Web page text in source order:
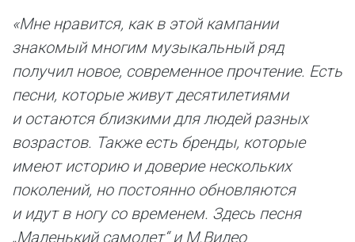
«Мне нравится, как в этой кампании
знакомый многим музыкальный ряд
получил новое, современное прочтение. Есть
песни, которые живут десятилетиями
и остаются близкими для людей разных
возрастов. Также есть бренды, которые
имеют историю и доверие нескольких
поколений, но постоянно обновляются
и идут в ногу со временем. Здесь песня
„Маленький самолет“ и М.Видео